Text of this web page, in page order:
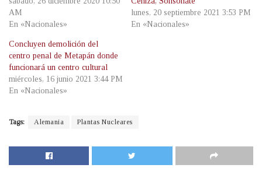
AM
En «Nacionales»
lunes, 20 septiembre 2021 3:53 PM
En «Nacionales»
Concluyen demolición del
centro penal de Metapán donde
funcionará un centro cultural
miércoles, 16 junio 2021 3:44 PM
En «Nacionales»
Tags: Alemania Plantas Nucleares